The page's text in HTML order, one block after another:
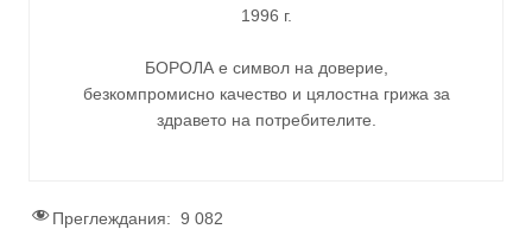
1996 г.
БОРОЛА е символ на доверие,
безкомпромисно качество и цялостна грижа за
здравето на потребителите
Преглеждания: 9 082